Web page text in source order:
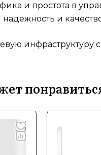
и простота в
и
инфраструктуру